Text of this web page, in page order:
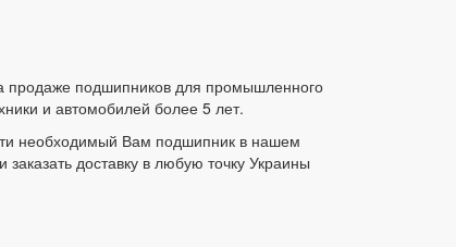
продаже подшипников для промышленного
и автомобилей более 5 лет.
необходимый Вам подшипник в нашем
заказать доставку в любую точку Украины